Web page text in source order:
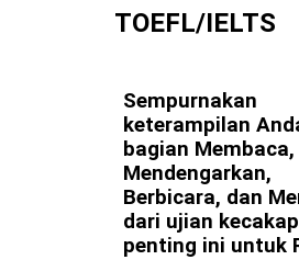
TOEFL/IELTS
Sempurnakan
keterampilan
bagian Membaca,
Mendengarkan,
Berbicara, dan
dari ujian
penting ini untuk